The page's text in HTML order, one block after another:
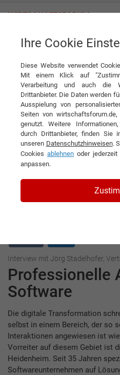
Persis GmbH
Interviews der
Interview mit Jörg Stadelhofer,
Professionelle
Software
Die digitale Transformation
selbst in einem Bereich, der so
Interaktionen angewiesen ist
Vorreiter auf diesem Gebiet ist
Heidenheim. Seit 35 Jahren
Softwareunternehmen auf
Ihre Cookie
Diese Website verwendet
Mit einem Klick auf
Verarbeitung und auch die
Drittanbieter. Die Daten werden
Ausspielung von
Seiten von
genutzt. Weitere
durch Drittanbieter, finden Sie
unseren Datenschutzhinweisen.
Cookies ablehnen oder
anpassen.